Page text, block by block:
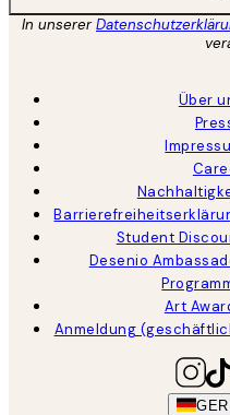
In unserer
Über
Student
Desenio
Art
Anmeldung
GER